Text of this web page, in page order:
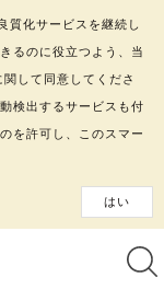
質化サービスを継続し
るのに役立つよう、当
して同意してくださ
検出するサービスも付
を許可し、このスマー
はい